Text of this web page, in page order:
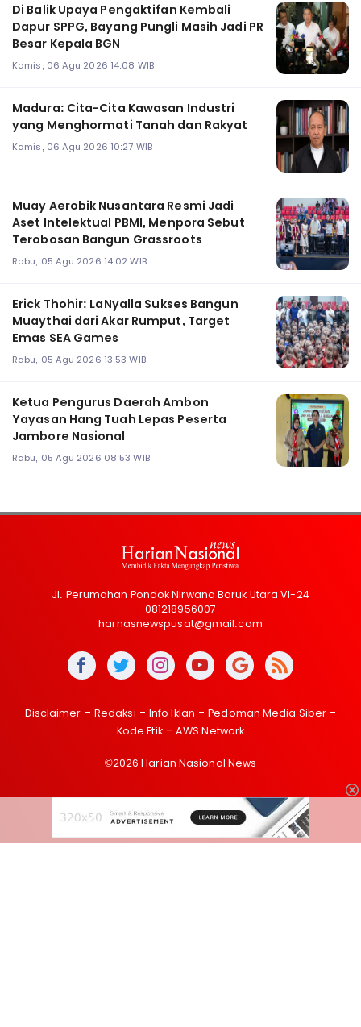
Di Balik Upaya Pengaktifan Kembali
Dapur SPPG, Bayang Pungli Masih Jadi PR
Besar Kepala BGN
Kamis, 06 Agu 2026 14:08 WIB
Madura: Cita-Cita Kawasan Industri
yang Menghormati Tanah dan Rakyat
Kamis, 06 Agu 2026 10:27 WIB
Muay Aerobik Nusantara Resmi Jadi
Aset Intelektual PBMI, Menpora Sebut
Terobosan Bangun Grassroots
Rabu, 05 Agu 2026 14:02 WIB
Erick Thohir: LaNyalla Sukses Bangun
Muaythai dari Akar Rumput, Target
Emas SEA Games
Rabu, 05 Agu 2026 13:53 WIB
Ketua Pengurus Daerah Ambon
Yayasan Hang Tuah Lepas Peserta
Jambore Nasional
Rabu, 05 Agu 2026 08:53 WIB
Jl. Perumahan Pondok Nirwana Baruk Utara VI-24
081218956007
harnasnewspusat@gmail.com
Disclaimer Redaksi Info Iklan
Pedoman Media Siber
Kode Etik
AWS Network
©2026 Harian Nasional News